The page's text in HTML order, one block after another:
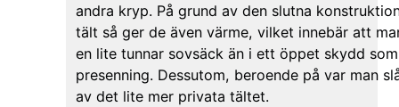
andra kryp. På grund av den slutna
tält så ger de även värme, vilket innebär att
en lite tunnar sovsäck än i ett öppet skydd
presenning. Dessutom, beroende på var man
av det lite mer privata tältet.